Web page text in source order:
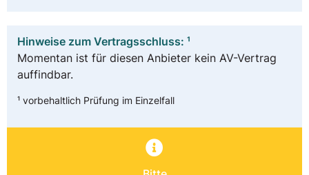
Hinweise zum Vertragsschluss: ¹
Momentan ist für diesen Anbieter kein AV-Vertrag
auffindbar.
¹ vorbehaltlich Prüfung im Einzelfall